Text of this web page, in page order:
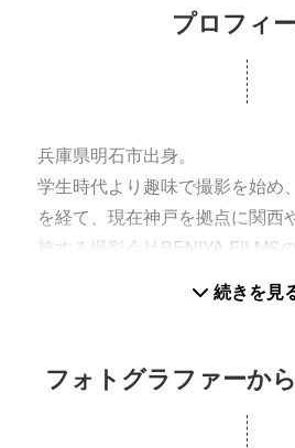
プロフィ
兵庫県明石市出身。
学生時代より趣味で撮影を始め
を経て、現在神戸を拠点に関西
施する撮影会社BENIYA FILMS
プロフィール写真、フォトウェ
撮り、家族写真、七五三、お宮
撮る側だけでは無く撮られる側
続きを見
フォトグラファーか